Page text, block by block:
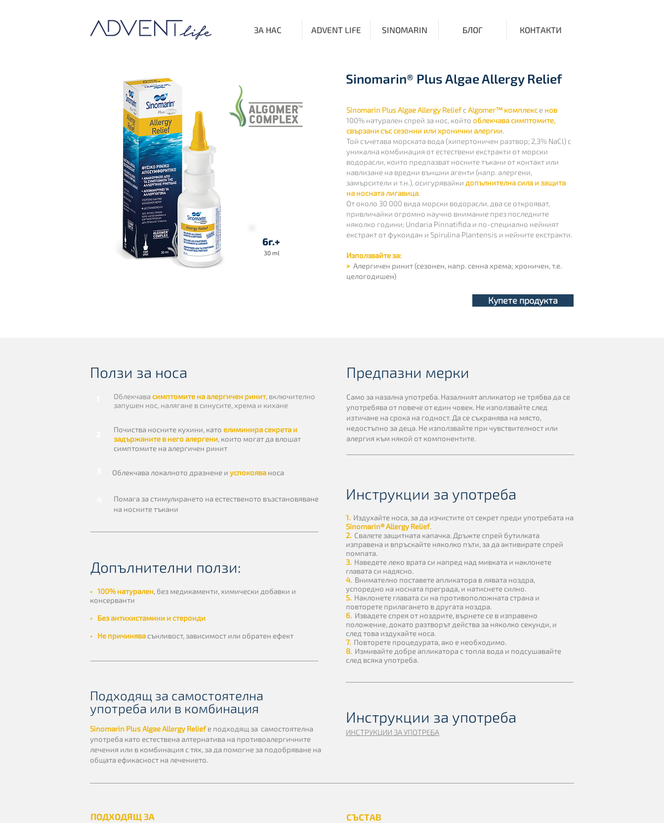
ЗА НАС ADVENT LIFE SINOMARIN БЛОГ КОНТАКТИ
6г.+
30 ml
Sinomarin® Plus Algae Allergy Relief
Sinomarin Plus Algae Allergy ReliefсAlgomer™ комплексе нов
100% натурален спрей за нос, който облекчава симптомите,
свързани със сезонни или хронични алергии.
Той съчетава морската вода (хипертоничен разтвор; 2,3% NaCl) с
уникална комбинация от естествени екстракти от морски
водорасли, които предпазват носните тъкани от контакт или
навлизане на вредни външни агенти (напр. алергени,
замърсители и т.н.), осигурявайки допълнителна сила и защита
на носната лигавица.
От около 30 000 вида морски водорасли, два се открояват,
привличайки огромно научно внимание през последните
няколко години; Undaria Pinnatifida и по-специално нейният
екстракт от фукоидан и Spirulina Plantensis и нейните екстракти.
Използвайте за:
> Алергичен ринит (сезонен, напр. сенна хрема; хроничен, т.е.
целогодишен)
Купете продукта
Ползи за носа
Облекчава симптомите на алергичен ринит, включително
запушен нос, налягане в синусите, хрема и кихане
Почиства носните кухини, като елиминира секрета и
задържаните в него алергени, които могат да влошат
симптомите на алергичен ринит
Облекчава локалното дразнене и успокоява носа
Помага за стимулирането на естественото възстановяване
на носните тъкани
Допълнителни ползи:
• 100% натурален, без медикаменти, химически добавки и
консерванти
•
Без антихистамини и стероиди
•
Не причинява сънливост, зависимост или обратен ефект
Предпазни мерки
Само за назална употреба. Назалният апликатор не трябва да се
употребява от повече от един човек. Не използвайте след
изтичане на срока на годност. Да се съхранява на място,
недостъпно за деца. Не използвайте при чувствителност или
алергия към някой от компонентите.
Инструкции за употреба
1. Издухайте носа, за да изчистите от секрет преди употребата на
Sinomarin® Allergy Relief.
2. Свалете защитната капачка. Дръжте спрей бутилката
изправена и впръскайте няколко пъти, за да активирате спрей
помпата.
3. Наведете леко врата си напред над мивката и наклонете
главата си надясно.
4. Внимателно поставете апликатора в лявата ноздра,
успоредно на носната преграда, и натиснете силно.
5. Наклонете главата си на противоположната страна и
повторете прилагането в другата ноздра.
6. Извадете спрея от ноздрите, върнете се в изправено
положение, докато разтворът действа за няколко секунди, и
след това издухайте носа.
7. Повторете процедурата, ако е необходимо.
8. Измивайте добре апликатора с топла вода и подсушавайте
след всяка употреба.
Подходящ за самостоятелна
употреба или в комбинация
Sinomarin Plus Algae Allergy Reliefе подходящ за самостоятелна
употреба като естествена алтернатива на противоалергичните
лечения или в комбинация с тях, за да помогне за подобряване на
общата ефикасност на лечението.
Инструкции за употреба
ИНСТРУКЦИИ ЗА УПОТРЕБА
ПОДХОДЯЩ ЗА СЪСТАВ